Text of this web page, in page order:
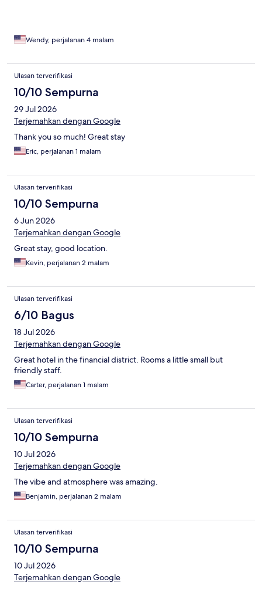
Wendy, perjalanan 4 malam
Ulasan terverifikasi
10/10 Sempurna
29 Jul 2026
Terjemahkan dengan Google
Thank you so much! Great stay
Eric, perjalanan 1 malam
Ulasan terverifikasi
10/10 Sempurna
6 Jun 2026
Terjemahkan dengan Google
Great stay, good location.
Kevin, perjalanan 2 malam
Ulasan terverifikasi
6/10 Bagus
18 Jul 2026
Terjemahkan dengan Google
Great hotel in the financial district. Rooms a little small but
friendly staff.
Carter, perjalanan 1 malam
Ulasan terverifikasi
10/10 Sempurna
10 Jul 2026
Terjemahkan dengan Google
The vibe and atmosphere was amazing.
Benjamin, perjalanan 2 malam
Ulasan terverifikasi
10/10 Sempurna
10 Jul 2026
Terjemahkan dengan Google